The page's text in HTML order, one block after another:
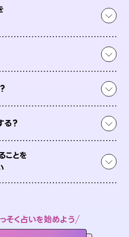
る？
ことを
そく占いを始めよう